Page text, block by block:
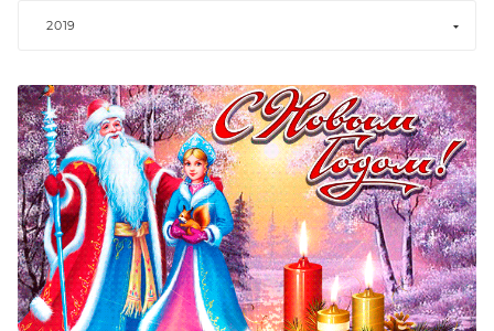
2019